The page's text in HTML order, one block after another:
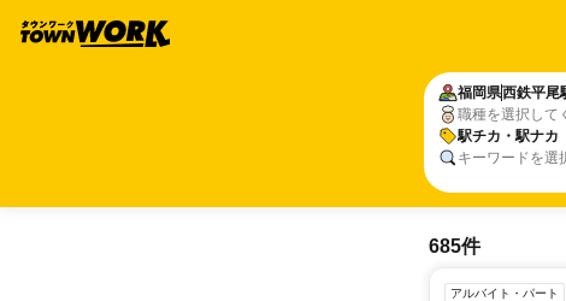
福岡県西鉄平尾
職種を選択して
駅チカ・駅ナカ
キーワードを選
685件
アルバイト・パート